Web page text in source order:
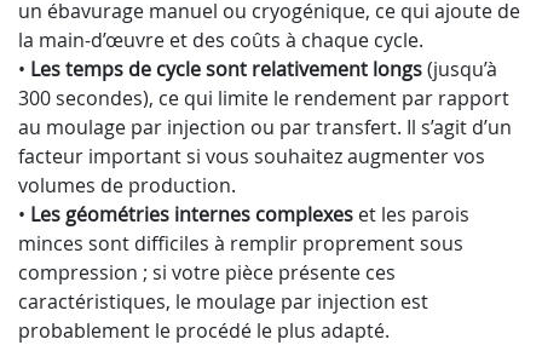
un ébavurage manuel ou cryogénique, ce qui ajoute de
la main-d’œuvre et des coûts à chaque cycle.
• Les temps de cycle sont relativement longs(jusqu’à
300 secondes), ce qui limite le rendement par rapport
au moulage par injection ou par transfert. Il s’agit d’un
facteur important si vous souhaitez augmenter vos
volumes de production.
• Les géométries internes complexes et les parois
minces sont difficiles à remplir proprement sous
compression ; si votre pièce présente ces
caractéristiques, le moulage par injection est
probablement le procédé le plus adapté.